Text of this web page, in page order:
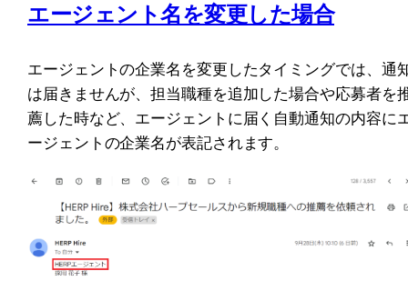
エージェント名を変更した場合
エージェントの企業名を変更したタイミングでは、通
は届きませんが、担当職種を追加した場合や応募者を
薦した時など、エージェントに届く自動通知の内容に
ージェントの企業名が表記されます。